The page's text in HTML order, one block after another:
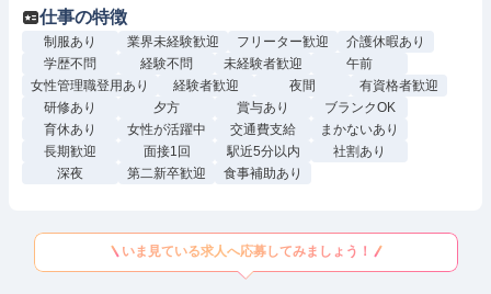
仕事の特徴
制服あり 業界未経験歓迎 フリーター歓迎
介護休暇あり
学歴不問
経験不問 未経験者歓迎
午前
女性管理職登用あり
経験者歓迎 夜間
有資格者歓迎
研修あり
夕方 賞与あり
ブランクOK
育休あり
女性が活躍中 交通費支給
まかないあり
長期歓迎
面接1回 駅近5分以内
社割あり
深夜
第二新卒歓迎 食事補助あり
いま見ている求人へ応募してみましょう！